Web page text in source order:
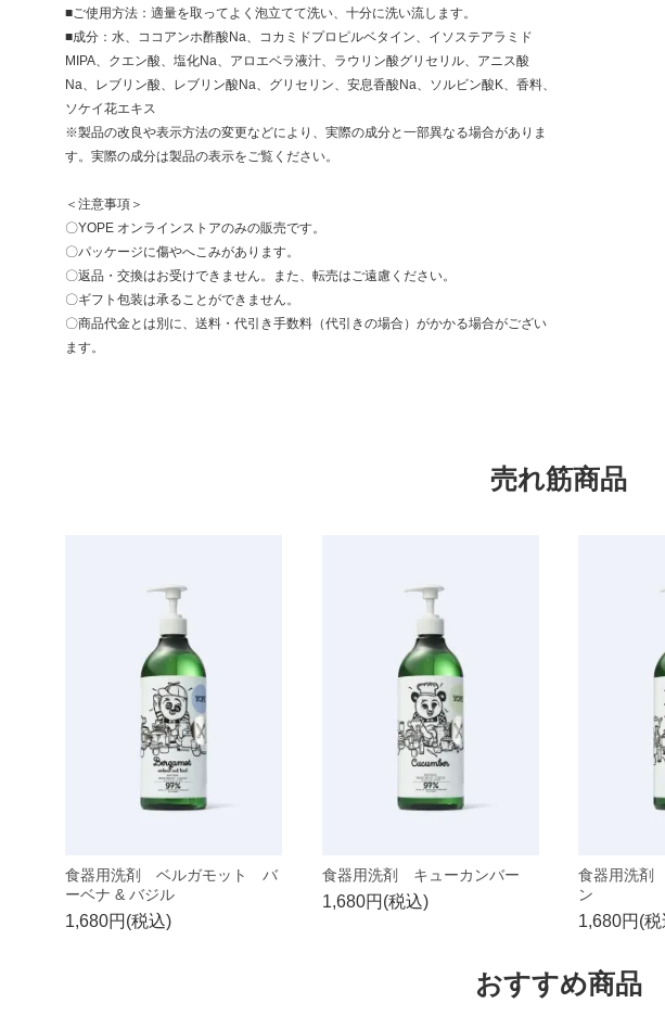
■ご使用方法：適量を取ってよく泡立てて洗い、十分に洗い流します。
■成分：水、ココアンホ酢酸Na、コカミドプロピルベタイン、イソステアラミド
MIPA、クエン酸、塩化Na、アロエベラ液汁、ラウリン酸グリセリル、アニス酸
Na、レブリン酸、レブリン酸Na、グリセリン、安息香酸Na、ソルビン酸K、香料、
ソケイ花エキス
※製品の改良や表示方法の変更などにより、実際の成分と一部異なる場合がありま
す。実際の成分は製品の表示をご覧ください。
＜注意事項＞
〇YOPE オンラインストアのみの販売です。
〇パッケージに傷やへこみがあります。
〇返品・交換はお受けできません。また、転売はご遠慮ください。
〇ギフト包装は承ることができません。
〇商品代金とは別に、送料・代引き手数料（代引きの場合）がかかる場合がござい
ます。
売れ筋商品
食器用洗剤 ベルガモット バ
ーベナ & バジル
1,680円(税込)
食器用洗剤 キューカンバー
1,680円(税込)
食器用洗剤
ン
1,680円(税
おすすめ商品